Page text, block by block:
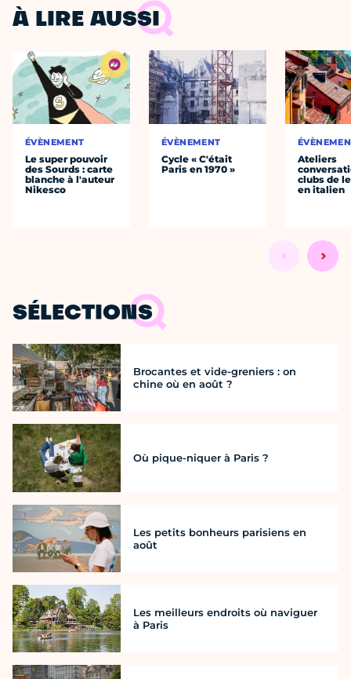
À LIRE AUSSI
ÉVÈNEMENT
Le super pouvoir
des Sourds : carte
blanche à l'auteur
Nikesco
ÉVÈNEMENT
Cycle « C'était
Paris en 1970 »
Ateliers
clubs de
en italien
SÉLECTIONS
Brocantes et vide-greniers : on
chine où en août ?
Où pique-niquer à Paris ?
Les petits bonheurs parisiens en
août
Les meilleurs endroits où naviguer
à Paris